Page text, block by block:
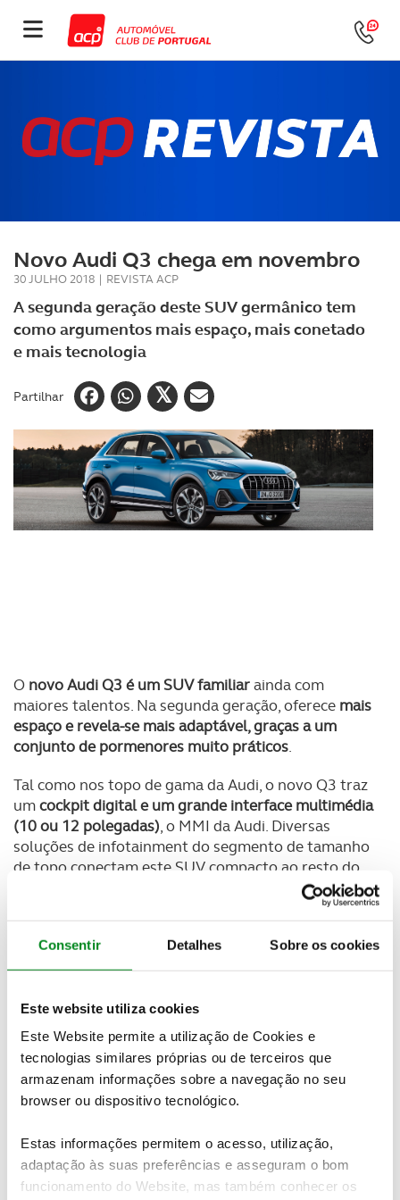
Consentir Detalhes Sobre os cookies
Este website utiliza cookies
Este Website permite a utilização de Cookies e
tecnologias similares próprias ou de terceiros que
armazenam informações sobre a navegação no seu
browser ou dispositivo tecnológico.
Estas informações permitem o acesso, utilização,
adaptação às suas preferências e asseguram o bom
funcionamento do Website, mas também conhecer os
Novo Audi Q3 chega em novembro
30 JULHO 2018 | REVISTA ACP
A segunda geração deste SUV germânico tem
como argumentos mais espaço, mais conetado
e mais tecnologia
Partilhar
O novo Audi Q3 é um SUV familiarainda com
maiores talentos. Na segunda geração, oferece mais
espaço e revela-se mais adaptável, graças a um
conjunto de pormenores muito práticos.
Tal como nos topo de gama da Audi, o novo Q3 traz
umcockpit digital e um grande interface multimédia
(10 ou 12 polegadas), o MMI da Audi. Diversas
soluções de infotainment do segmento de tamanho
de topo conectam este SUV compacto ao resto do
mundo. Novos sistemas de assistência ajudam,